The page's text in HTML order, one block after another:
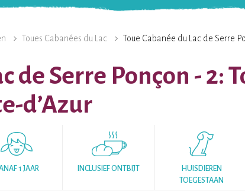
Toues Cabanées du Lac Toue Cabanée du Lac de Serre
de Serre Ponçon - 2:
d’Azur
1 JAAR INCLUSIEF ONTBIJT
HUISDIEREN
TOEGESTAAN